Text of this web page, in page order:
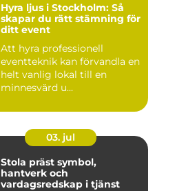
Hyra ljus i Stockholm: Så
skapar du rätt stämning för
ditt event
Att hyra professionell
eventteknik kan förvandla en
helt vanlig lokal till en
minnesvärd u...
03. jul
Stola präst symbol,
hantverk och
vardagsredskap i tjänst